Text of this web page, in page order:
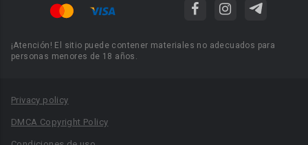
¡Atención! El sitio puede contener materiales no adecuados para
personas menores de 18 años.
Privacy policy
DMCA Copyright Policy